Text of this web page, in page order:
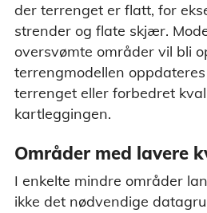
der terrenget er flatt, for
strender og flate skjær.
oversvømte områder vil bli
terrengmodellen
terrenget eller forbedret
kartleggingen.
Områder med lavere
I enkelte mindre områder
ikke det nødvendige